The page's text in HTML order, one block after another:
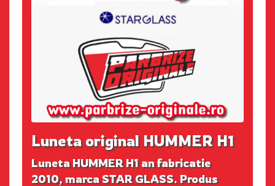
Luneta original HUMMER H1
Luneta HUMMER H1 an fabricatie
2010, marca STAR GLASS. Produs